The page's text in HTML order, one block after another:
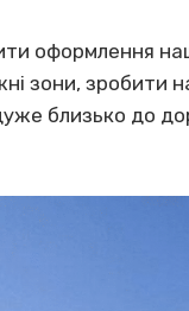
оформлення
зони, зробити
близько до